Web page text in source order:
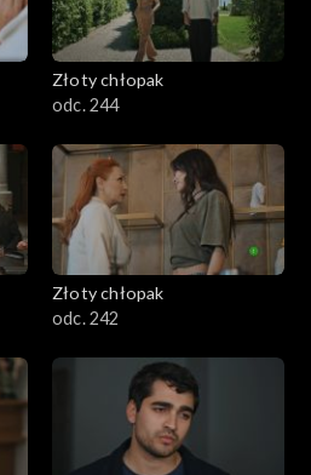
Złoty chłopak
odc. 244
Złoty chłopak
odc. 242